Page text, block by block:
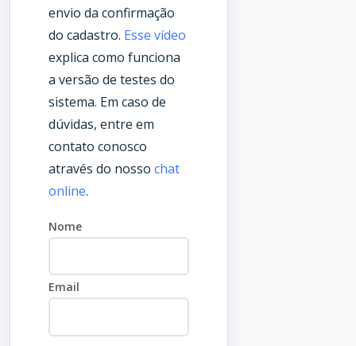
envio da confirmação
do cadastro. Esse vídeo
explica como funciona
a versão de testes do
sistema. Em caso de
dúvidas, entre em
contato conosco
através do nosso chat
online.
Nome
Email